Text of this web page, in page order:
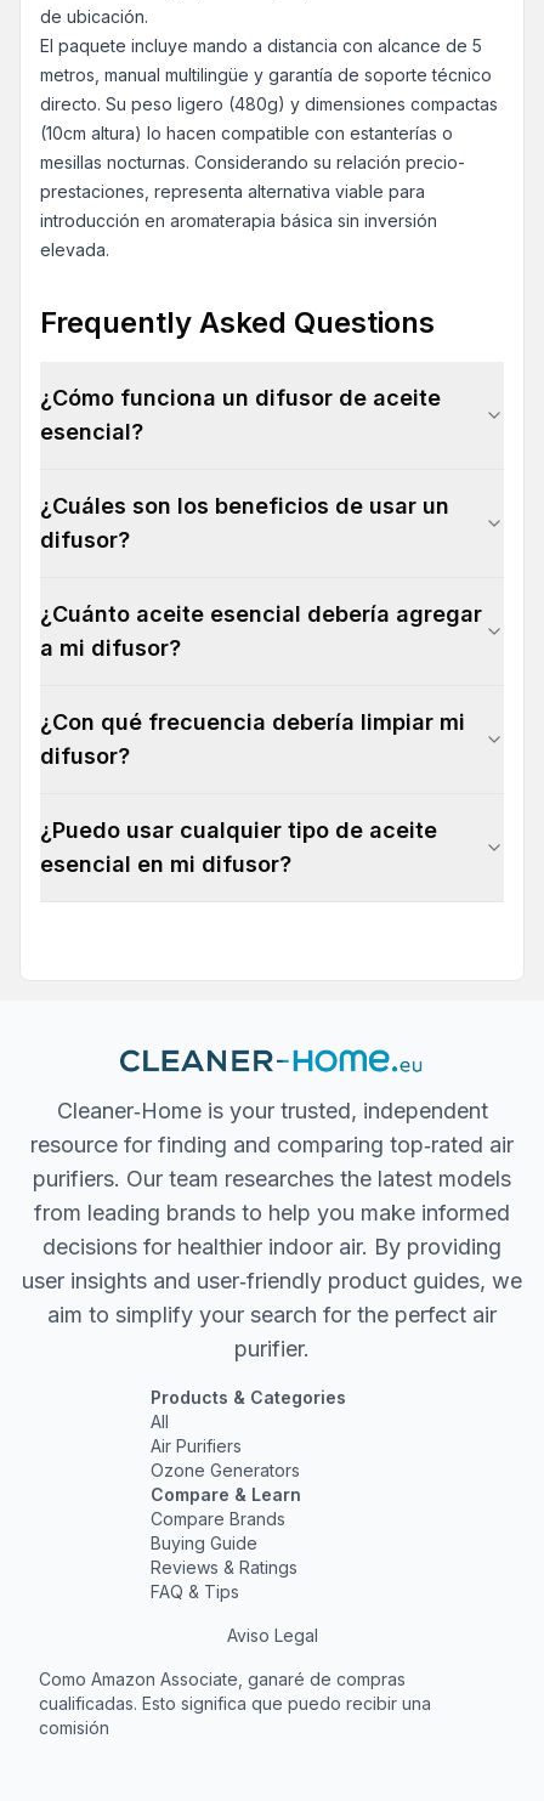
de ubicación.
El paquete incluye mando a distancia con alcance de 5
metros, manual multilingüe y garantía de soporte técnico
directo. Su peso ligero (480g) y dimensiones compactas
(10cm altura) lo hacen compatible con estanterías o
mesillas nocturnas. Considerando su relación precio-
prestaciones, representa alternativa viable para
introducción en aromaterapia básica sin inversión
elevada.
Frequently Asked Questions
¿Cómo funciona un difusor de aceite
esencial?
¿Cuáles son los beneficios de usar un
difusor?
¿Cuánto aceite esencial debería agregar
a mi difusor?
¿Con qué frecuencia debería limpiar mi
difusor?
¿Puedo usar cualquier tipo de aceite
esencial en mi difusor?
Cleaner‐Home is your trusted, independent
resource for finding and comparing top‐rated air
purifiers. Our team researches the latest models
from leading brands to help you make informed
decisions for healthier indoor air. By providing
user insights and user‐friendly product guides, we
aim to simplify your search for the perfect air
purifier.
Products & Categories
All
Air Purifiers
Ozone Generators
Compare & Learn
Compare Brands
Buying Guide
Reviews & Ratings
FAQ & Tips
Aviso Legal
Como Amazon Associate, ganaré de compras
cualificadas. Esto significa que puedo recibir una
comisión